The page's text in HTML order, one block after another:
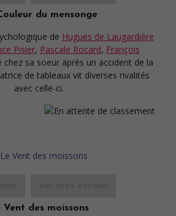
du mensonge
de Hugues de Laugardière
Pisier, Pascale Rocard, François
chez sa soeur après un accident de la
de tableaux vit diverses rivalités
avec celle-ci.
Vent des moissons